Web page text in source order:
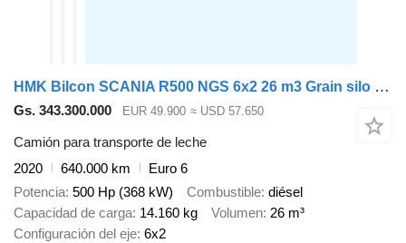
HMK Bilcon SCANIA R500 NGS 6x2 26 m3 Grain silo / Kompressor
Gs. 343.300.000 EUR 49.900 ≈ USD 57.650
Camión para transporte de leche
2020
640.000 km
Euro 6
Potencia 500 Hp (368 kW) Combustible diésel
Capacidad de carga 14.160 kg Volumen 26 m³
Configuración del eje 6x2